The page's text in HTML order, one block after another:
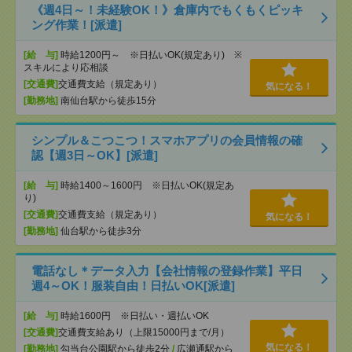
《週4日～！未経験OK！》倉庫内でもくもくピッキ
ング作業！[派遣]
[給 与] 時給1200円～ ※日払いOK(規定あり) ※
スキルにより応相談
[交通費]交通費支給（規定あり）
[勤務地] 南仙台駅から徒歩15分
気になる！
シンプル＆こつこつ！スマホアプリの会員情報の確
認【週3日～OK】[派遣]
[給 与] 時給1400～1600円 ※日払いOK(規定あ
り)
[交通費]交通費支給（規定あり）
[勤務地] 仙台駅から徒歩3分
気になる！
電話なし＊データ入力【会社情報の登録作業】平日
週4～OK！服装自由！日払いOK[派遣]
[給 与] 時給1600円 ※日払い・週払いOK
[交通費]交通費支給あり（上限15000円まで/月）
[勤務地] 勾当台公園駅から徒歩2分 / 広瀬通駅から 気になる！